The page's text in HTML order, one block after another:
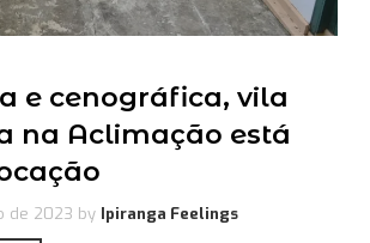
e cenográfica, vila
na Aclimação está
de 2023 by Ipiranga Feelings